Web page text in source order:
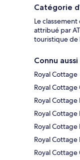
Catégorie
Le
attribué par
touristique de
Connu
Royal Cottage
Royal Cottage
Royal Cottage
Royal Cottage
Royal Cottage
Royal Cottage
Royal Cottage